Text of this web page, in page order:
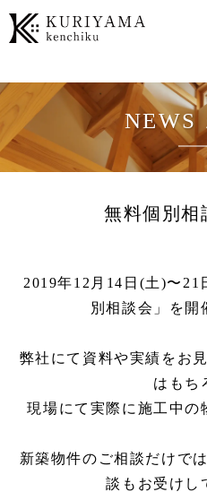
NEWS
無料個別相
2019年12月14日(土)〜21
別相談会」を開
弊社にて資料や実績をお
はもち
現場にて実際に施工中の
新築物件のご相談だけで
談もお受けし